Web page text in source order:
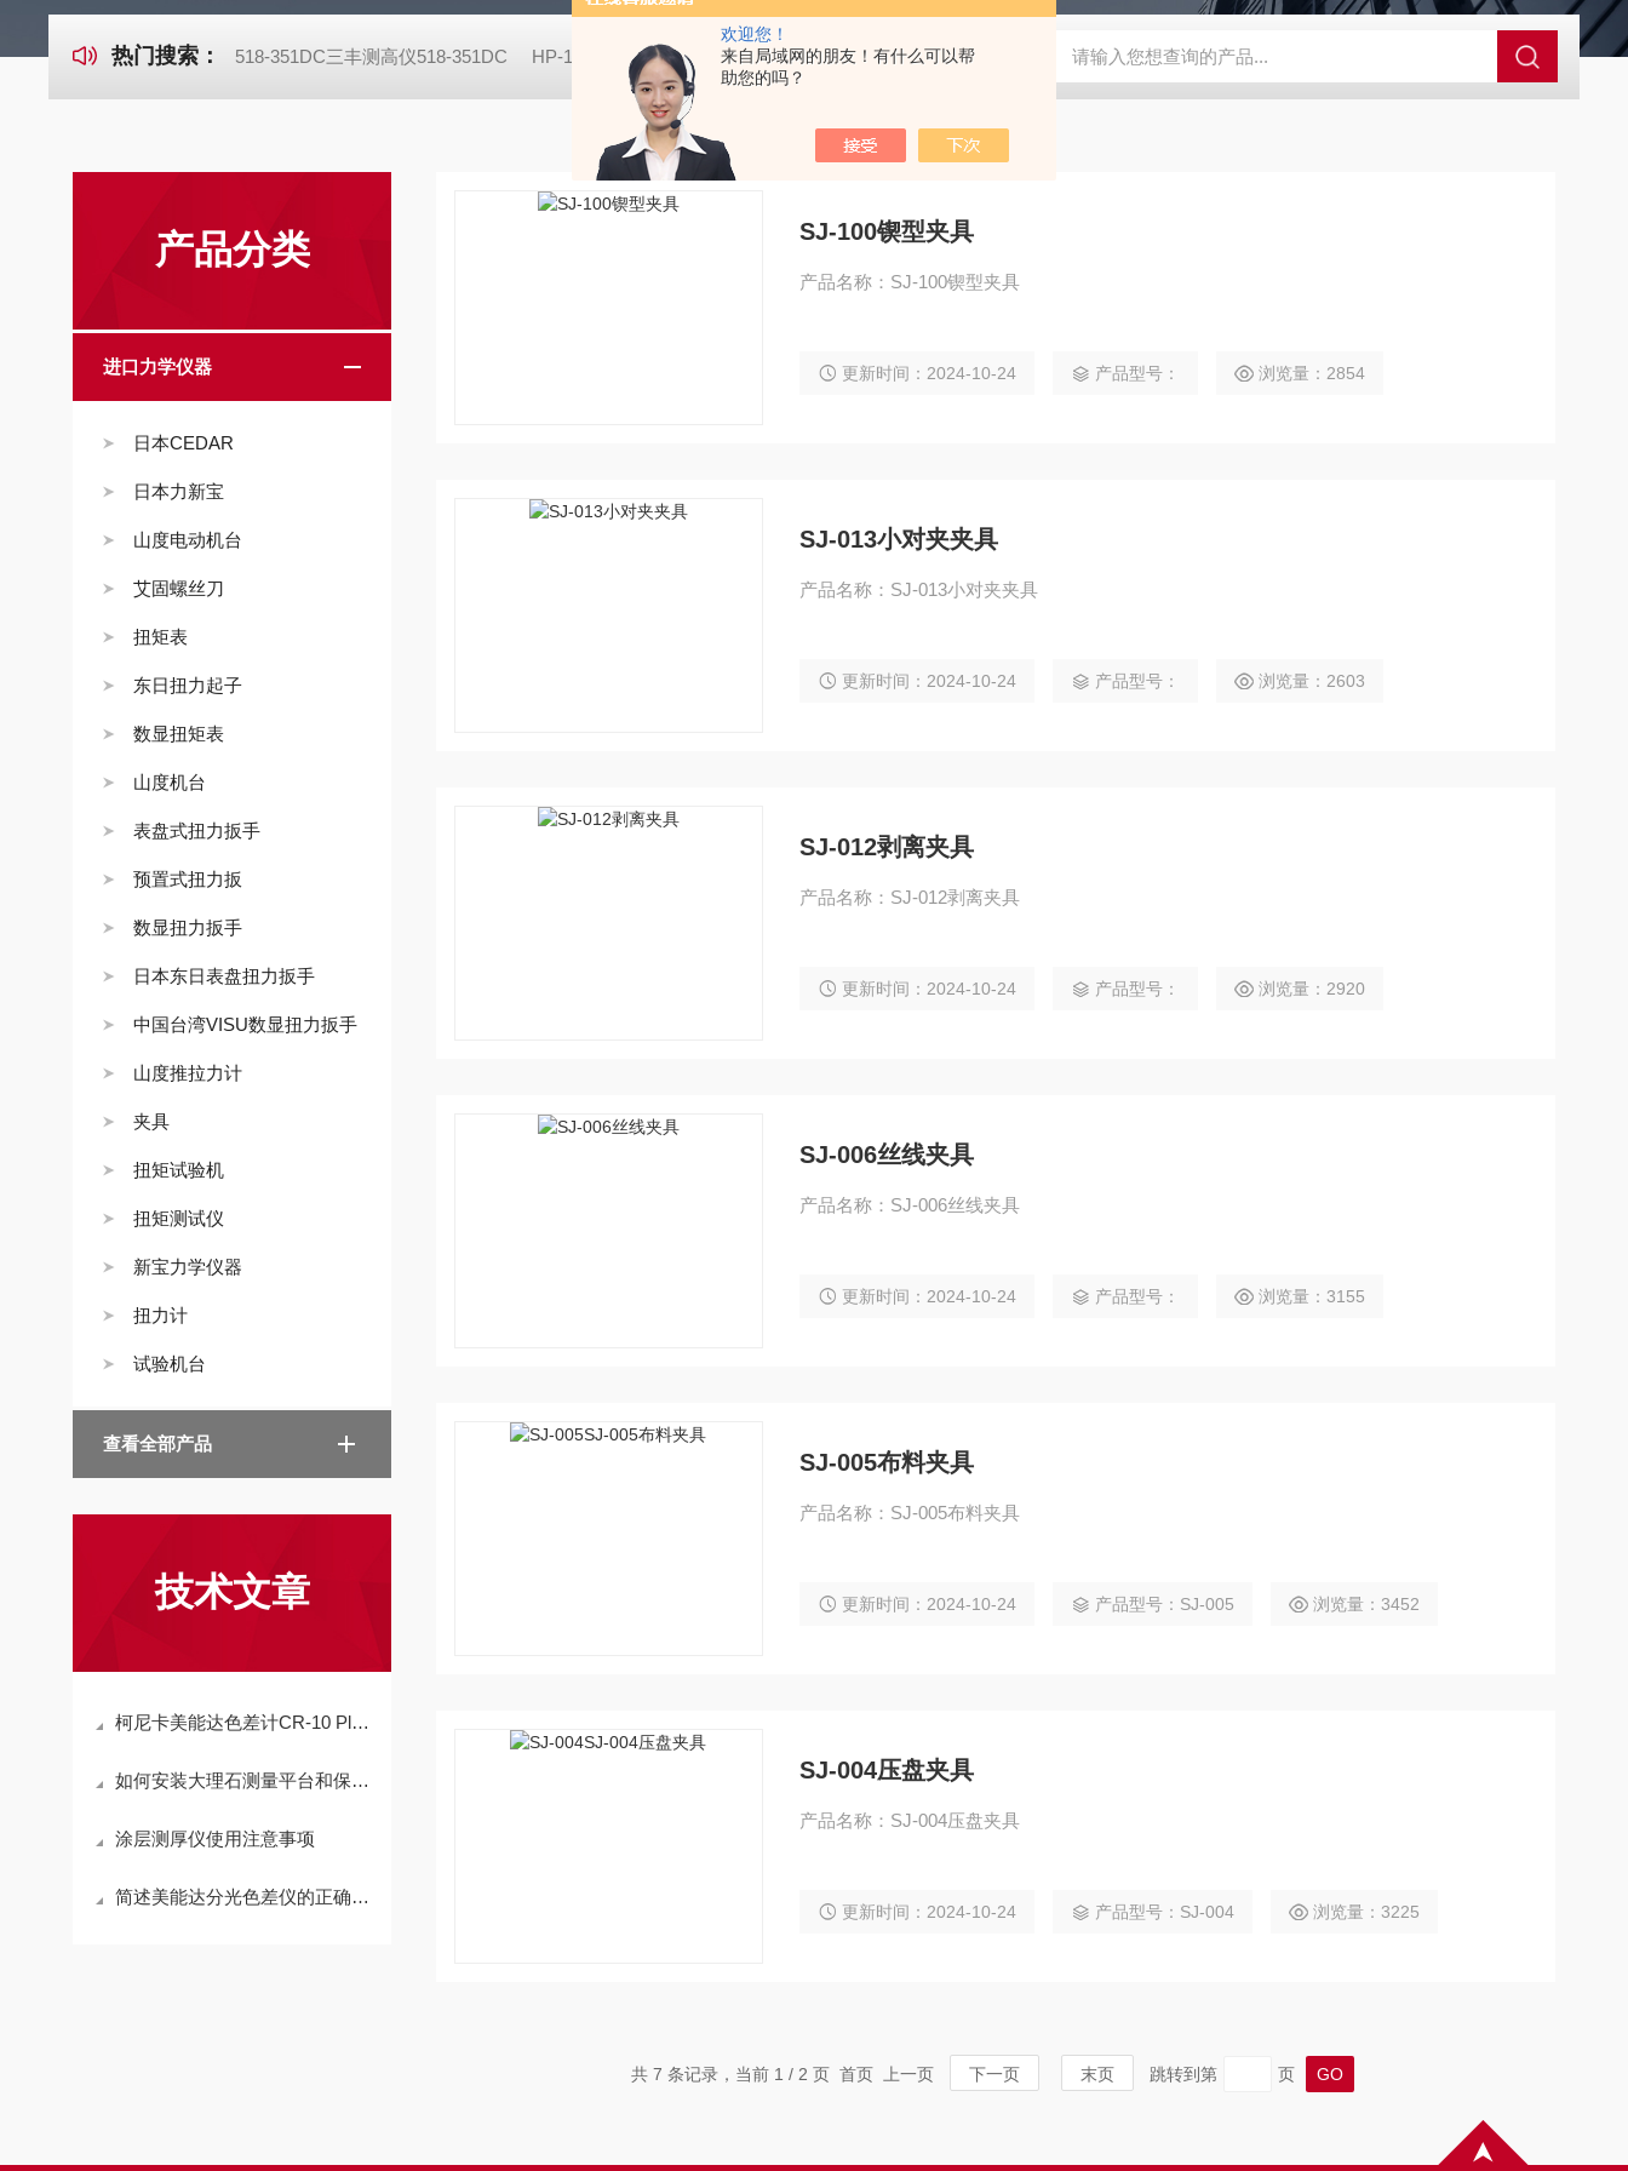
欢迎您！
来自局域网的朋友！有什么可以帮
助您的吗？
热门搜索： 518-351DC三丰测高仪518-351DC HP-100HIOS苏州扭力测试仪HP-100 CM-700D维修美能达CM-700d色差仪操作说明 三丰电子数显高度规543-471B SJ-210三丰粗
产品分类
进口力学仪器
日本CEDAR
日本力新宝
山度电动机台
艾固螺丝刀
扭矩表
东日扭力起子
数显扭矩表
山度机台
表盘式扭力扳手
预置式扭力扳
数显扭力扳手
日本东日表盘扭力扳手
中国台湾VISU数显扭力扳手
山度推拉力计
夹具
扭矩试验机
扭矩测试仪
新宝力学仪器
扭力计
试验机台
查看全部产品
技术文章
柯尼卡美能达色差计CR-10 Plus 新一代产品
如何安装大理石测量平台和保养呢
涂层测厚仪使用注意事项
简述美能达分光色差仪的正确使用方法
SJ-100锲型夹具
产品名称：SJ-100锲型夹具
更新时间：2024-10-24 产品型号： 浏览量：2854
SJ-013小对夹夹具
产品名称：SJ-013小对夹夹具
更新时间：2024-10-24 产品型号： 浏览量：2603
SJ-012剥离夹具
产品名称：SJ-012剥离夹具
更新时间：2024-10-24 产品型号： 浏览量：2920
SJ-006丝线夹具
产品名称：SJ-006丝线夹具
更新时间：2024-10-24 产品型号： 浏览量：3155
SJ-005布料夹具
产品名称：SJ-005布料夹具
更新时间：2024-10-24 产品型号：SJ-005 浏览量：3452
SJ-004压盘夹具
产品名称：SJ-004压盘夹具
更新时间：2024-10-24 产品型号：SJ-004 浏览量：3225
共 7 条记录，当前 1 / 2 页 首页 上一页 下一页 末页 跳转到第 页